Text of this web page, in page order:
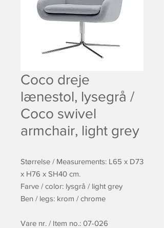
Coco dreje
lænestol, lysegrå /
Coco swivel
armchair, light grey
Størrelse / Measurements: L65 x D73
x H76 x SH40 cm.
Farve / color: lysgrå / light grey
Ben / legs: krom / chrome
Vare nr. / Item no.: 07-026